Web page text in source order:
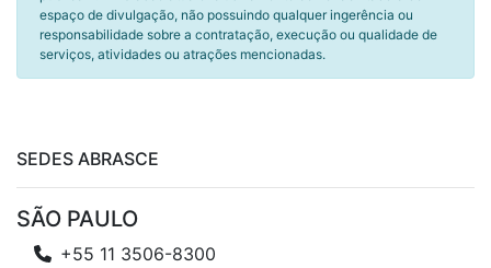
espaço de divulgação, não possuindo qualquer ingerência ou
responsabilidade sobre a contratação, execução ou qualidade de
serviços, atividades ou atrações mencionadas.
SEDES ABRASCE
SÃO PAULO
+55 11 3506-8300